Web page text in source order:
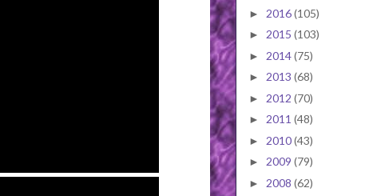
► 2016(105)
► 2015 (103)
► 2014(75)
► 2013 (68)
► 2012 (70)
► 2011 (48)
► 2010(43)
► 2009 (79)
► 2008 (62)